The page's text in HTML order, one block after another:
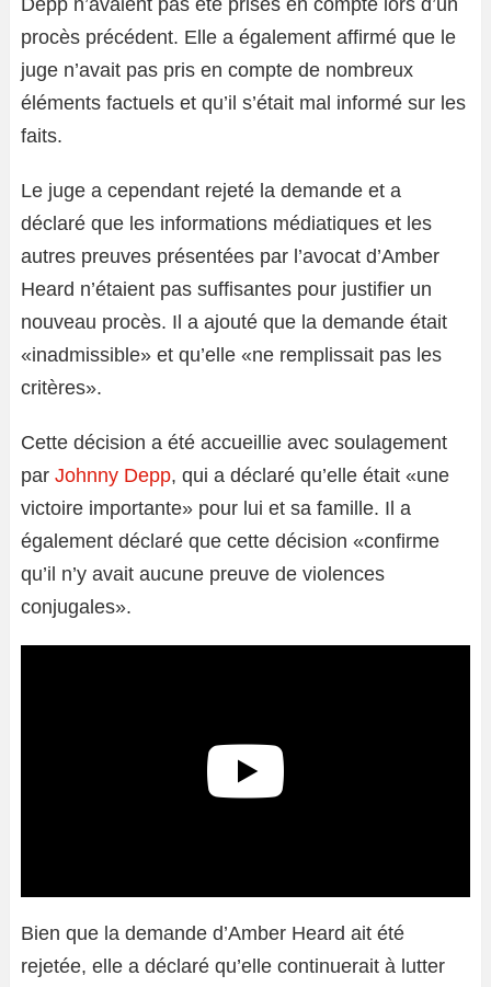
procès précédent. Elle a également affirmé que le
juge n’avait pas pris en compte de nombreux
éléments factuels et qu’il s’était mal informé sur les
faits.
Le juge a cependant rejeté la demande et a
déclaré que les informations médiatiques et les
autres preuves présentées par l’avocat d’Amber
Heard n’étaient pas suffisantes pour justifier un
nouveau procès. Il a ajouté que la demande était
«inadmissible» et qu’elle «ne remplissait pas les
critères».
Cette décision a été accueillie avec soulagement
par Johnny Depp, qui a déclaré qu’elle était «une
victoire importante» pour lui et sa famille. Il a
également déclaré que cette décision «confirme
qu’il n’y avait aucune preuve de violences
conjugales».
Bien que la demande d’Amber Heard ait été
rejetée, elle a déclaré qu’elle continuerait à lutter